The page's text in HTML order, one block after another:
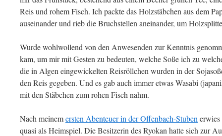
Reis und rohem Fisch. Ich packte das Holzstäbchen aus dem
auseinander und rieb die Bruchstellen aneinander, um
Wurde wohlwollend von den Anwesenden zur Kenntnis
kam, um mir mit Gesten zu bedeuten, welche Soße ich zu
die in Algen eingewickelten Reisröllchen wurden in der
den Reis gegeben. Und es gab auch immer etwas Wasabi
mit den Stäbchen zum rohen Fisch nahm.
Nach meinemersten Abenteuer in der Offenbach-Stuben
quasi als Heimspiel. Die Besitzerin des Ryokan hatte sich zur